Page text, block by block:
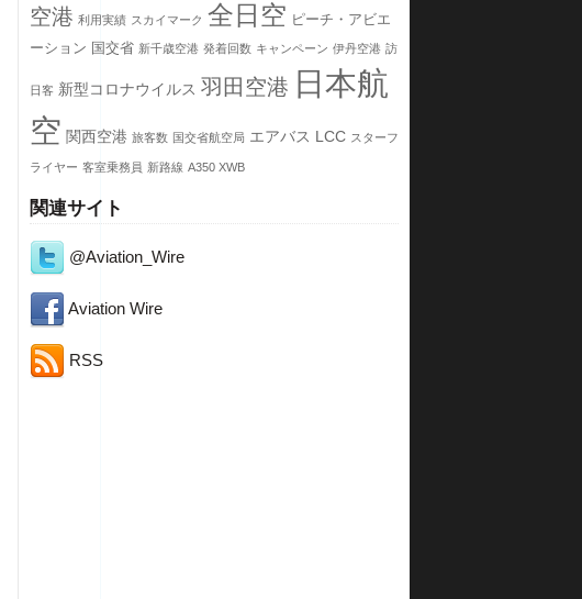
空港 利用実績 スカイマーク 全日空 ピーチ・アビエ
ーション 国交省 新千歳空港 発着回数 キャンペーン 伊丹空港 訪
日客 新型コロナウイルス 羽田空港 日本航
空 関西空港 旅客数 国交省航空局 エアバス LCC スターフ
ライヤー 客室乗務員 新路線 A350 XWB
関連サイト
@Aviation_Wire
Aviation Wire
RSS